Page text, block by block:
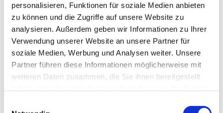
personalisieren, Funktionen für soziale Medien anbieten
zu können und die Zugriffe auf unsere Website zu
analysieren. Außerdem geben wir Informationen zu Ihrer
Verwendung unserer Website an unsere Partner für
soziale Medien, Werbung und Analysen weiter. Unsere
Partner führen diese Informationen möglicherweise mit
weiteren Daten zusammen, die Sie ihnen bereitgestellt